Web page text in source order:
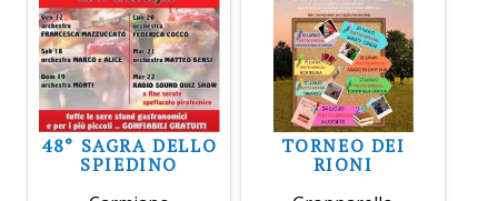
48° SAGRA DELLO
SPIEDINO
TORNEO DEI
RIONI